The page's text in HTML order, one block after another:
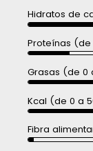
Hidratos de
Proteínas
Grasas (de 0
Kcal (de 0 a
Fibra